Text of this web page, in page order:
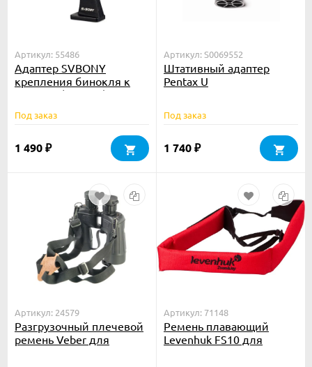
Артикул: 55486
Адаптер SVBONY
крепления бинокля к
штативу (F9181A)
Под заказ
1 490 ₽
Артикул: S0069552
Штативный адаптер
Pentax U
Под заказ
1 740 ₽
Артикул: 24579
Разгрузочный плечевой
ремень Veber для
Артикул: 71148
Ремень плавающий
Levenhuk FS10 для